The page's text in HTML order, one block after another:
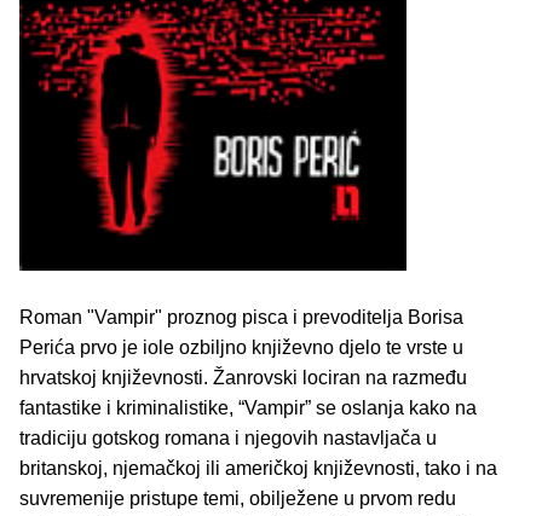
Roman "Vampir" proznog pisca i prevoditelja Borisa
Perića prvo je iole ozbiljno književno djelo te vrste u
hrvatskoj književnosti. Žanrovski lociran na razmeđu
fantastike i kriminalistike, “Vampir” se oslanja kako na
tradiciju gotskog romana i njegovih nastavljača u
britanskoj, njemačkoj ili američkoj književnosti, tako i na
suvremenije pristupe temi, obilježene u prvom redu